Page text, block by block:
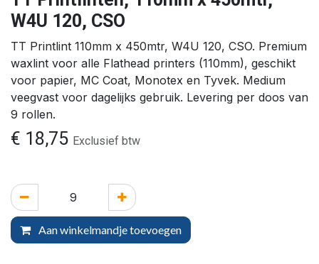
W4U 120, CSO
TT Printlint 110mm x 450mtr, W4U 120, CSO. Premium
waxlint voor alle Flathead printers (110mm), geschikt
voor papier, MC Coat, Monotex en Tyvek. Medium
veegvast voor dagelijks gebruik. Levering per doos van
9 rollen.
€ 18,75 Exclusief btw
Aan winkelmandje toevoegen